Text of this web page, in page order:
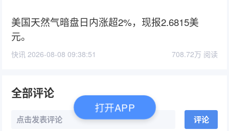
美国天然气暗盘日内涨超2%，现报2.6815美
元。
快讯 2026-08-08 09:38:51 708.72万 阅读
全部评论
点击发表评论 评论
打开APP